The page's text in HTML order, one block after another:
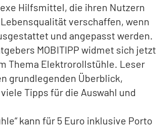
Hilfsmittel, die ihren Nutzern
verschaffen, wenn
und angepasst werden.
MOBITIPP widmet sich jetzt
Thema Elektrorollstühle. Leser
grundlegenden Überblick,
Tipps für die Auswahl und
kann für 5 Euro inklusive Porto